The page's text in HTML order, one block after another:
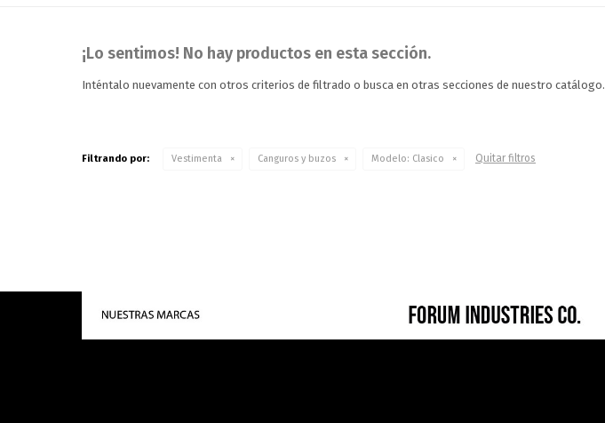
¡Lo sentimos! No hay productos en esta sección.
Inténtalo nuevamente con otros criterios de filtrado o busca en otras secciones de nuestro catálogo.
Filtrando por: Vestimenta Canguros y buzos Modelo: Clasico Quitar filtros